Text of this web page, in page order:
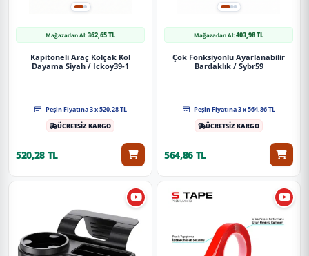
Mağazadan Al:362,65 TL
Kapitoneli Araç Kolçak Kol
Dayama Siyah / Ickoy39-1
Peşin Fiyatına 3 x 520,28 TL
ÜCRETSİZ KARGO
520,28 TL
Mağazadan Al:403,98 TL
Çok Fonksiyonlu Ayarlanabilir
Bardaklık / Sybr59
Peşin Fiyatına 3 x 564,86 TL
ÜCRETSİZ KARGO
564,86 TL